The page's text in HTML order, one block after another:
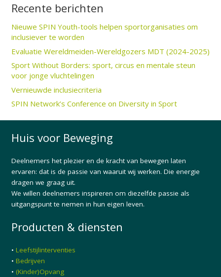
Recente berichten
Nieuwe SPIN Youth-tools helpen sportorganisaties om
inclusiever te worden
Evaluatie Wereldmeiden-Wereldgozers MDT (2024-2025)
Sport Without Borders: sport, circus en mentale steun
voor jonge vluchtelingen
Vernieuwde inclusiecriteria
SPIN Network’s Conference on Diversity in Sport
Huis voor Beweging
Deelnemers het plezier en de kracht van bewegen laten
ervaren: dat is de passie van waaruit wij werken. Die energie
dragen we graag uit.
We willen deelnemers inspireren om diezelfde passie als
uitgangspunt te nemen in hun eigen leven.
Producten & diensten
• Leefstijlinterventies
• Bedrijven
• (Kinder)Opvang